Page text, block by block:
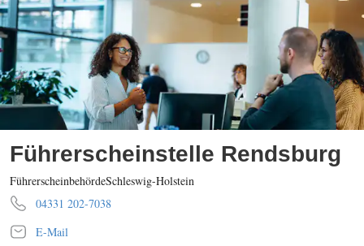
Führerscheinstelle Rendsburg
FührerscheinbehördeSchleswig-Holstein
04331 202-7038
E-Mail